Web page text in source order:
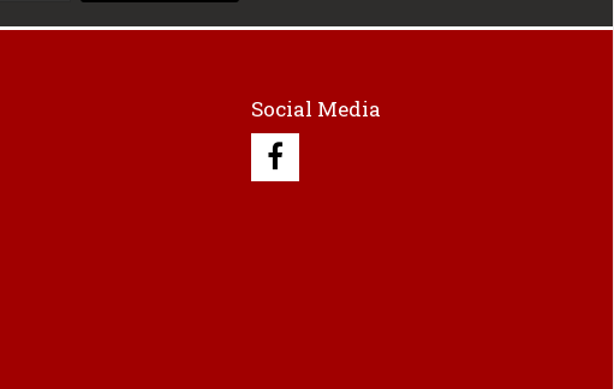
Social Media